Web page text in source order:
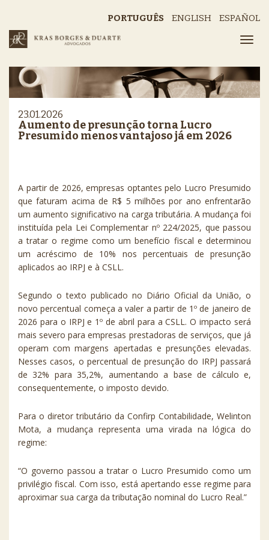
PORTUGUÊS ENGLISH ESPAÑOL
23.01.2026
Aumento de presunção torna Lucro
Presumido menos vantajoso já em 2026
A partir de 2026, empresas optantes pelo Lucro Presumido
que faturam acima de R$ 5 milhões por ano enfrentarão
um aumento significativo na carga tributária. A mudança foi
instituída pela Lei Complementar nº 224/2025, que passou
a tratar o regime como um benefício fiscal e determinou
um acréscimo de 10% nos percentuais de presunção
aplicados ao IRPJ e à CSLL.
Segundo o texto publicado no Diário Oficial da União, o
novo percentual começa a valer a partir de 1º de janeiro de
2026 para o IRPJ e 1º de abril para a CSLL. O impacto será
mais severo para empresas prestadoras de serviços, que já
operam com margens apertadas e presunções elevadas.
Nesses casos, o percentual de presunção do IRPJ passará
de 32% para 35,2%, aumentando a base de cálculo e,
consequentemente, o imposto devido.
Para o diretor tributário da Confirp Contabilidade, Welinton
Mota, a mudança representa uma virada na lógica do
regime:
“O governo passou a tratar o Lucro Presumido como um
privilégio fiscal. Com isso, está apertando esse regime para
aproximar sua carga da tributação nominal do Lucro Real.”